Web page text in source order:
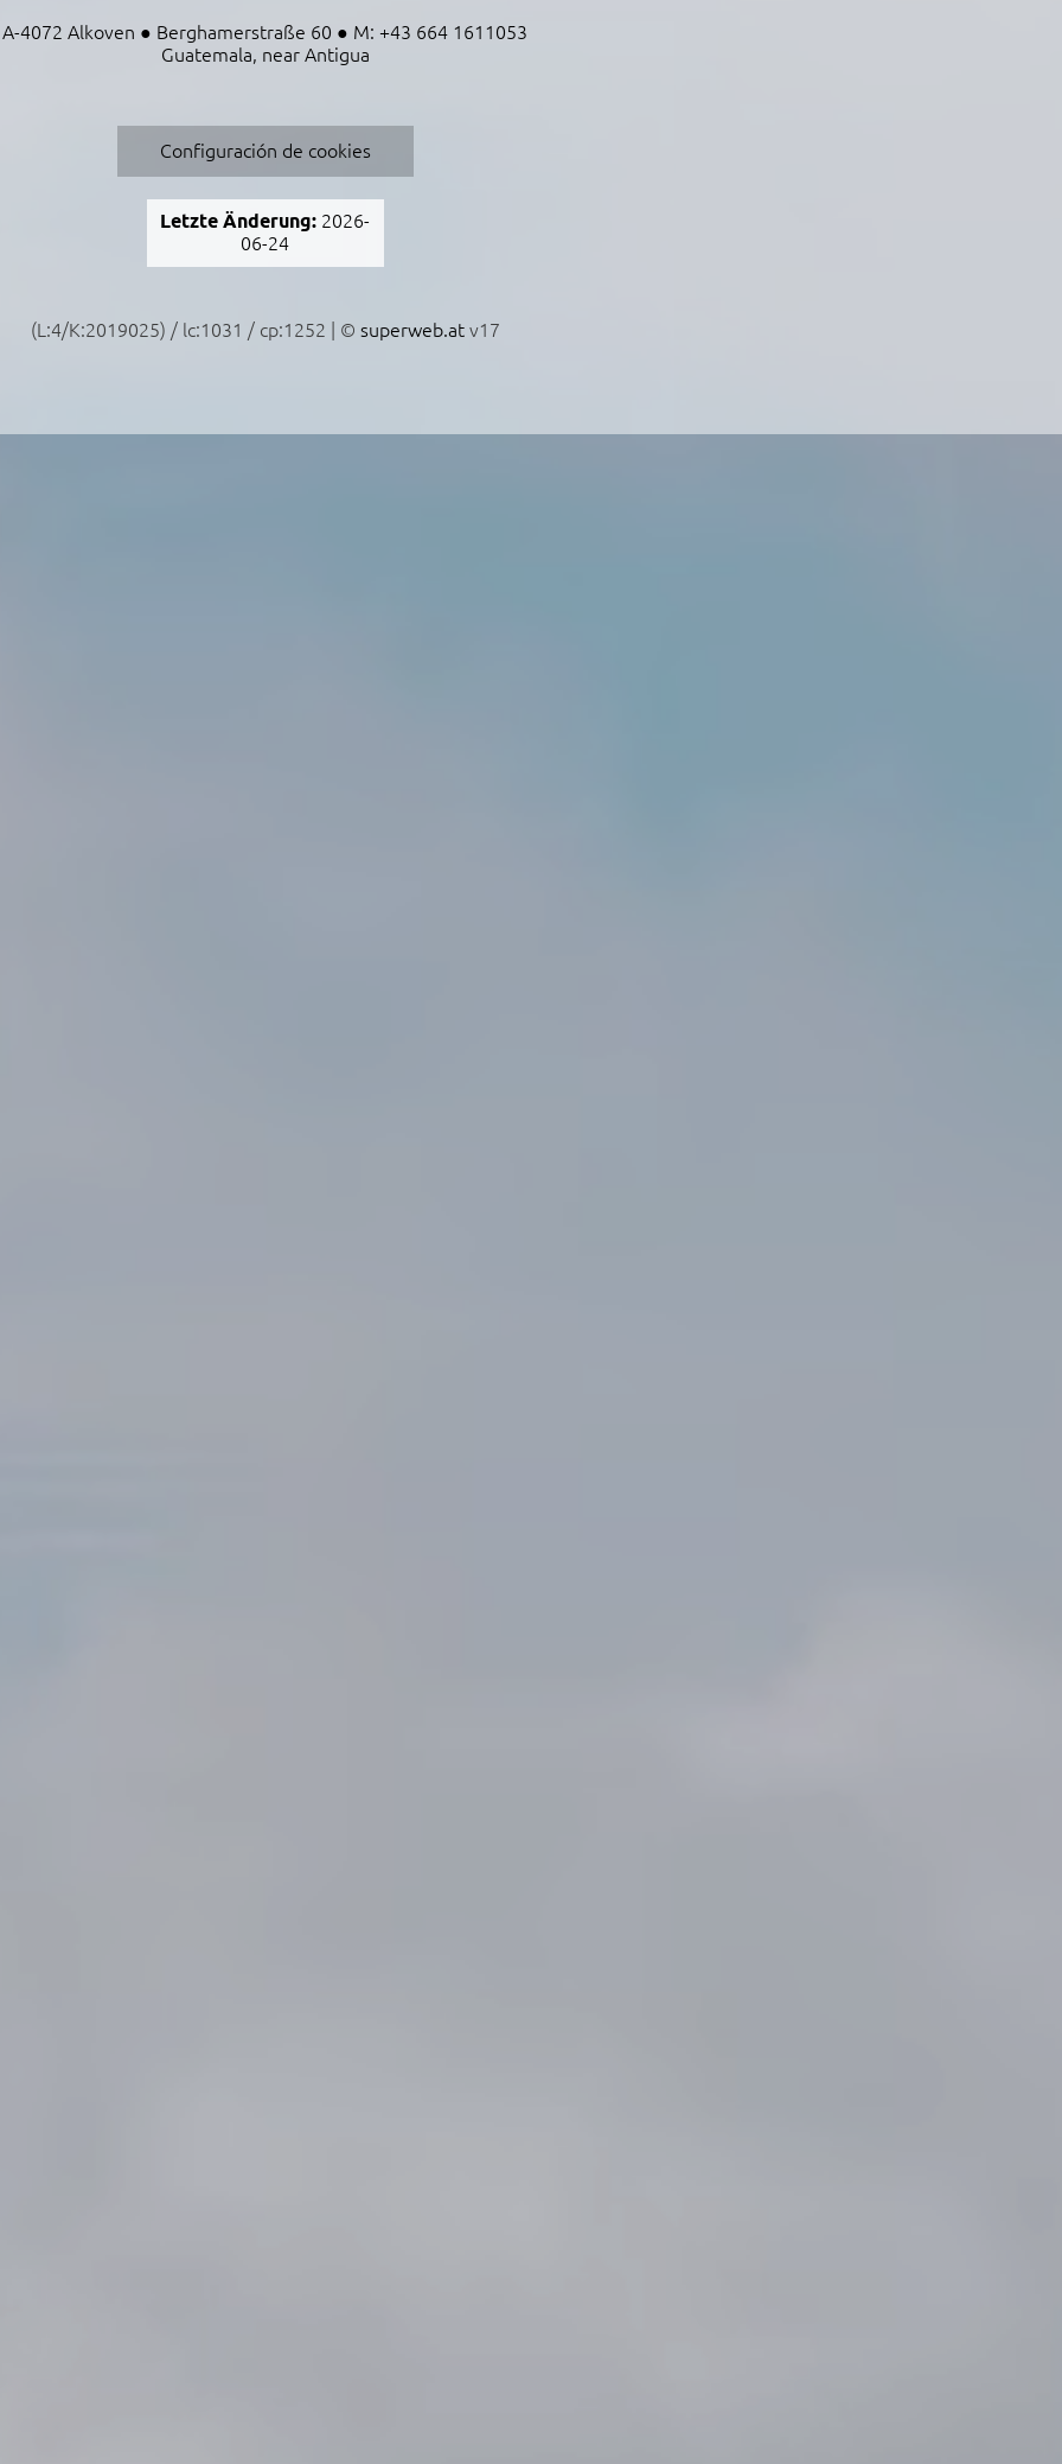
A-4072 Alkoven ● Berghamerstraße 60 ● M: +43 664 1611053
Guatemala, near Antigua
Configuración de cookies
Letzte Änderung: 2026-
06-24
(L:4/K:2019025) / lc:1031 / cp:1252 | © superweb.at v17